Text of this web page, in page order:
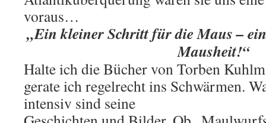
voraus…
„Ein kleiner Schritt für die Maus –
Mausheit!“
Halte ich die Bücher von Torben
gerate ich regelrecht ins Schwärmen.
intensiv sind seine